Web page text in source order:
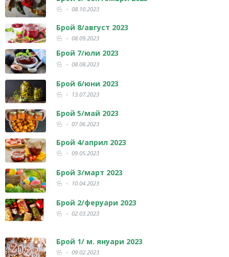
08.10.2023
Брой 8/август 2023
08.09.2023
Брой 7/юли 2023
08.08.2023
Брой 6/юни 2023
13.07.2023
Брой 5/май 2023
07.06.2023
Брой 4/април 2023
09.05.2023
Брой 3/март 2023
10.04.2023
Брой 2/феруари 2023
02.03.2023
Брой 1/ м. януари 2023
09.02.2023